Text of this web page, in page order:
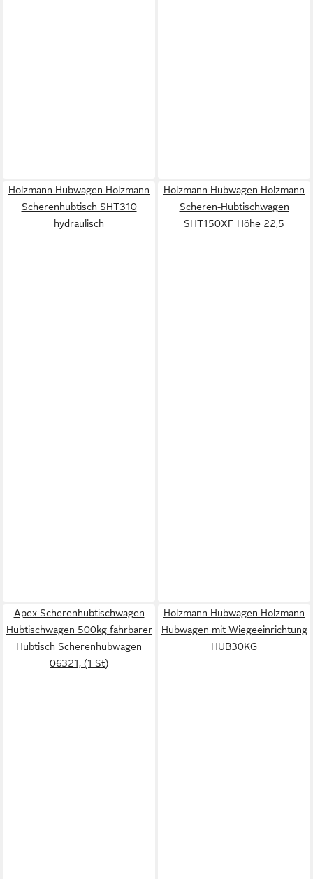
Holzmann Hubwagen Holzmann
Scherenhubtisch SHT310
hydraulisch
Holzmann Hubwagen Holzmann
Scheren-Hubtischwagen
SHT150XF Höhe 22,5
Apex Scherenhubtischwagen
Hubtischwagen 500kg fahrbarer
Hubtisch Scherenhubwagen
06321, (1 St)
Holzmann Hubwagen Holzmann
Hubwagen mit Wiegeeinrichtung
HUB30KG